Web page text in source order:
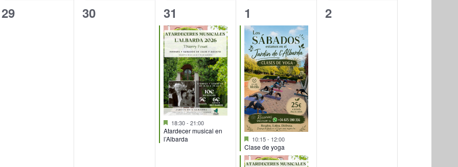
0
29
0
30
1
evento,
31
Destacado
18:30- 21:00
Atardecer musical en
l’Albarda
2
eventos,
1
Destacado
10:15- 12:00
Clase de yoga
0
2